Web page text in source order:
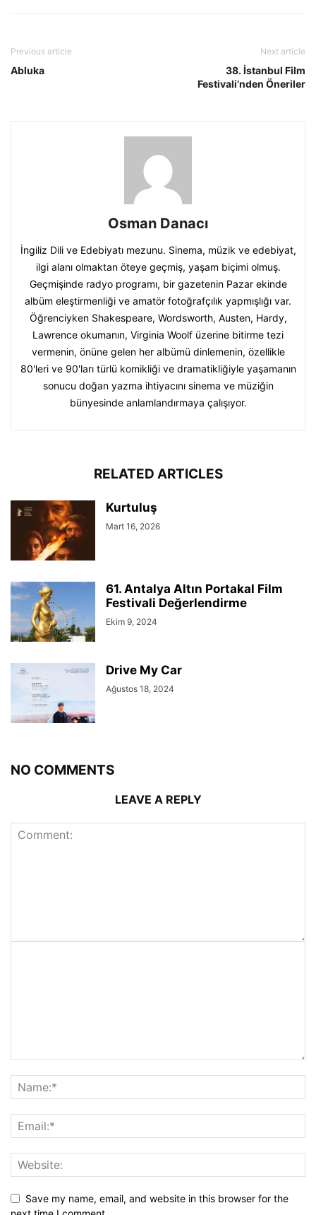
Previous article
Abluka
Next article
38. İstanbul Film
Festivali’nden Öneriler
Osman Danacı
İngiliz Dili ve Edebiyatı mezunu. Sinema, müzik ve edebiyat,
ilgi alanı olmaktan öteye geçmiş, yaşam biçimi olmuş.
Geçmişinde radyo programı, bir gazetenin Pazar ekinde
albüm eleştirmenliği ve amatör fotoğrafçılık yapmışlığı var.
Öğrenciyken Shakespeare, Wordsworth, Austen, Hardy,
Lawrence okumanın, Virginia Woolf üzerine bitirme tezi
vermenin, önüne gelen her albümü dinlemenin, özellikle
80'leri ve 90'ları türlü komikliği ve dramatikliğiyle yaşamanın
sonucu doğan yazma ihtiyacını sinema ve müziğin
bünyesinde anlamlandırmaya çalışıyor.
RELATED ARTICLES
Kurtuluş
Mart 16, 2026
61. Antalya Altın Portakal Film
Festivali Değerlendirme
Ekim 9, 2024
Drive My Car
Ağustos 18, 2024
NO COMMENTS
LEAVE A REPLY
Save my name, email, and website in this browser for the